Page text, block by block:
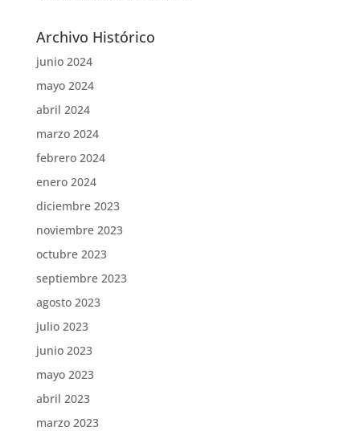
Archivo Histórico
junio 2024
mayo 2024
abril 2024
marzo 2024
febrero 2024
enero 2024
diciembre 2023
noviembre 2023
octubre 2023
septiembre 2023
agosto 2023
julio 2023
junio 2023
mayo 2023
abril 2023
marzo 2023